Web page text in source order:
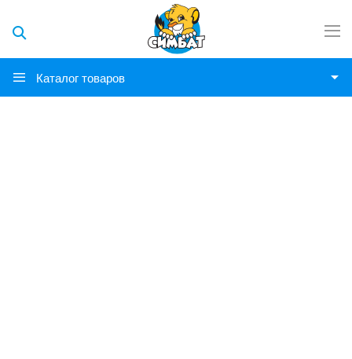
Каталог товаров